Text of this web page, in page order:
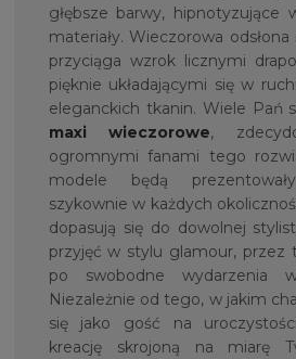
głębsze barwy, hipnotyzujące
materiały. Wieczorowa
przyciąga wzrok licznymi
pięknie układającymi się w
eleganckich tkanin. Wiele Pań
maxi wieczorowe,
ogromnymi fanami tego
modele będą
szykownie w każdych
dopasują się do dowolnej
przyjęć w stylu glamour, przez
po swobodne wydarzenia
Niezależnie od tego, w jakim
się jako gość na
kreację skrojoną na miarę